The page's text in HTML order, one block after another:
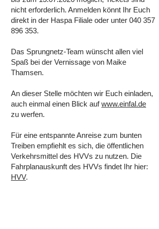
nicht erforderlich. Anmelden könnt Ihr Euch
direkt in der Haspa Filiale oder unter 040 357
896 353.
Das Sprungnetz-Team wünscht allen viel
Spaß bei der Vernissage von Maike
Thamsen.
An dieser Stelle möchten wir Euch einladen,
auch einmal einen Blick aufwww.einfal.de
zu werfen.
Für eine entspannte Anreise zum bunten
Treiben empfiehlt es sich, die öffentlichen
Verkehrsmittel des HVVs zu nutzen. Die
Fahrplanauskunft des HVVs findet Ihr hier:
HVV.